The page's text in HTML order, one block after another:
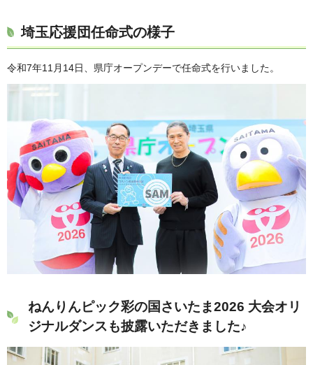
埼玉応援団任命式の様子
令和7年11月14日、県庁オープンデーで任命式を行いました。
ねんりんピック彩の国さいたま2026 大会オリ
ジナルダンスも披露いただきました♪